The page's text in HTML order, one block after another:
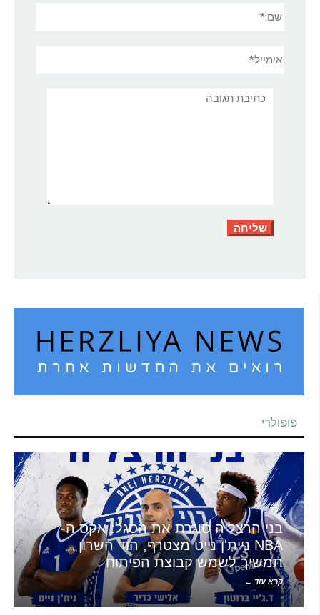
אתר:תגובה
פופולרי
בני הרצליה סוגרת את הסגל: אקס ה-
NBA ניית'ן נייט מצטרף, הוד השרון
תמשיך לשמש קבוצת הפיתוח
קרא עוד ←